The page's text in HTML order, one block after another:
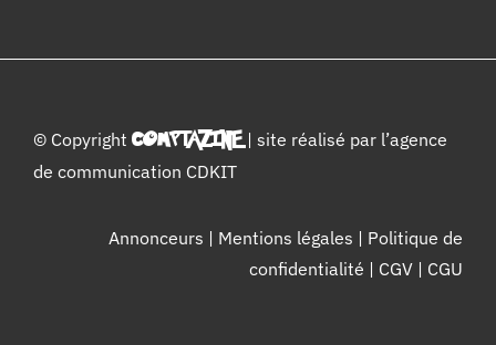
© Copyright COMPTAZINE| site réalisé par l’agence
de communication CDKIT
Annonceurs | Mentions légales | Politique de
confidentialité | CGV | CGU